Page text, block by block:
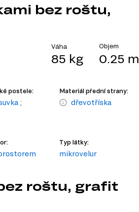
bez roštu,
Váha
85 kg
Objem
0.25 m
postele:
;
Materiál přední strany:
dřevotříska
Typ látky:
mikrovelur
roštu, grafit